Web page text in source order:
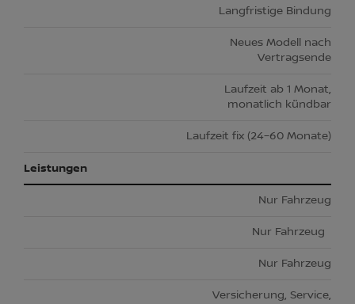
Langfristige Bindung
Neues Modell nach
Vertragsende
Laufzeit ab 1 Monat,
monatlich kündbar
Laufzeit fix (24–60 Monate)
Leistungen
Nur Fahrzeug
Nur Fahrzeug
Nur Fahrzeug
Versicherung, Service,